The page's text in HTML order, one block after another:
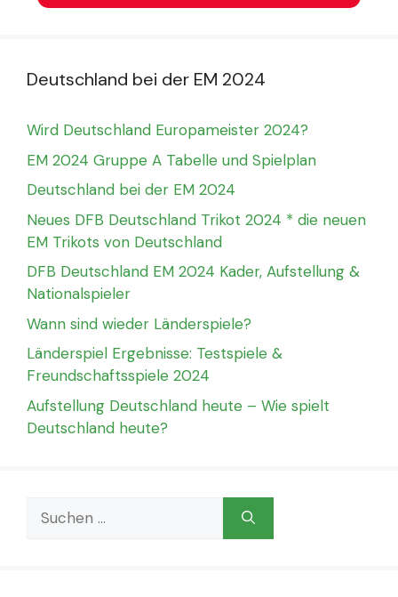
Deutschland bei der EM 2024
Wird Deutschland Europameister 2024?
EM 2024 Gruppe A Tabelle und Spielplan
Deutschland bei der EM 2024
Neues DFB Deutschland Trikot 2024 * die neuen
EM Trikots von Deutschland
DFB Deutschland EM 2024 Kader, Aufstellung &
Nationalspieler
Wann sind wieder Länderspiele?
Länderspiel Ergebnisse: Testspiele &
Freundschaftsspiele 2024
Aufstellung Deutschland heute – Wie spielt
Deutschland heute?
Suchen
nach: